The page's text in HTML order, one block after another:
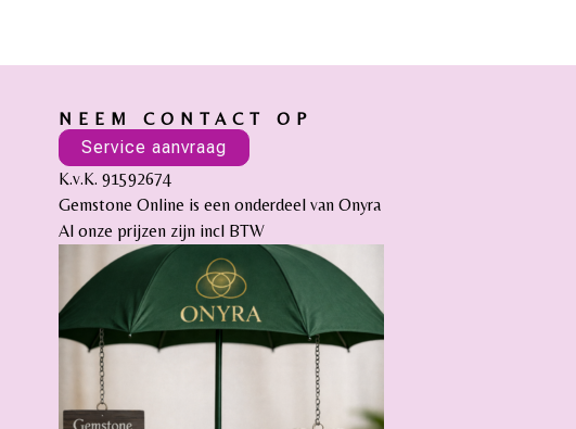
NEEM CONTACT OP
Service aanvraag
K.v.K. 91592674
Gemstone Online is een onderdeel van Onyra
Al onze prijzen zijn incl BTW